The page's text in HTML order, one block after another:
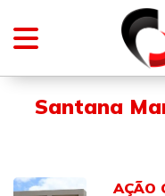
Santana
AÇÃO